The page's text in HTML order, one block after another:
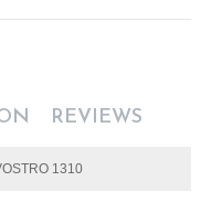
REVIEWS
1310